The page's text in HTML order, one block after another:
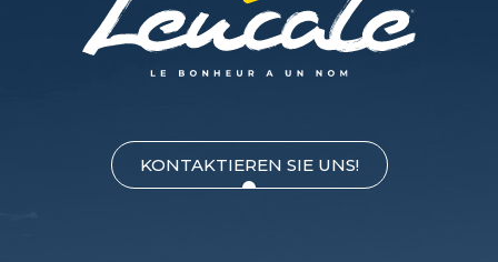
KONTAKTIEREN SIE UNS!